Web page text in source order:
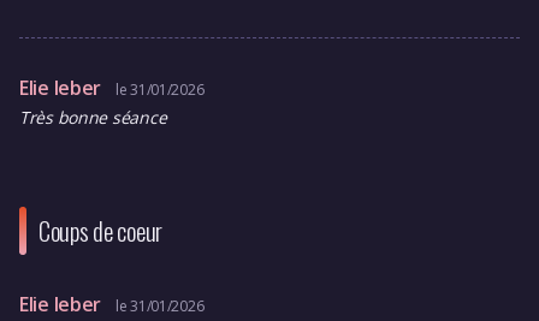
Elie leber le 31/01/2026
Très bonne séance
Coups de coeur
Elie leber le 31/01/2026